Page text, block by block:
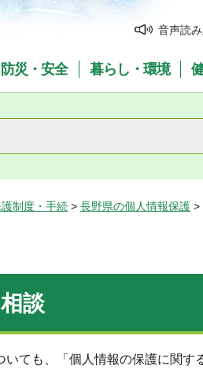
音声読
防災・安全 暮らし・環境
制度・手続 > 長野県の個人情報保護 >
談
ても、「 個人情報の保護に関す